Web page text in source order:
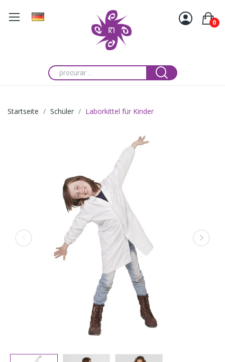
0
Startseite Schüler Laborkittel für Kinder